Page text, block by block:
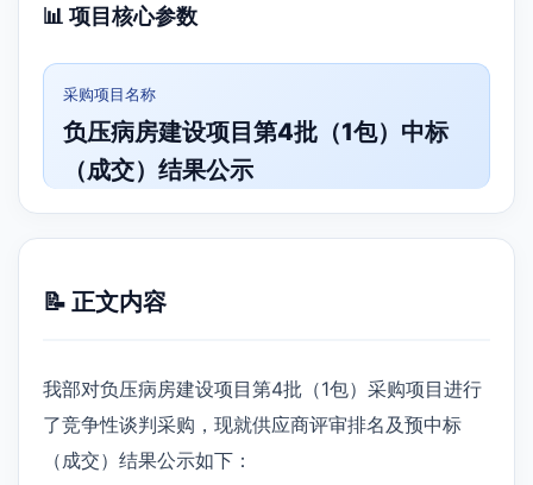
📊 项目核心参数
采购项目名称
负压病房建设项目第4批（1包）中标
（成交）结果公示
📝 正文内容
我部对负压病房建设项目第4批（1包）采购项目进行
了竞争性谈判采购，现就供应商评审排名及预中标
（成交）结果公示如下：